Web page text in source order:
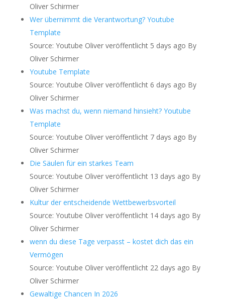
Oliver Schirmer
Wer übernimmt die Verantwortung? Youtube
Template
Source: Youtube Oliver veröffentlicht 5 days ago By
Oliver Schirmer
Youtube Template
Source: Youtube Oliver veröffentlicht 6 days ago By
Oliver Schirmer
Was machst du, wenn niemand hinsieht? Youtube
Template
Source: Youtube Oliver veröffentlicht 7 days ago By
Oliver Schirmer
Die Säulen für ein starkes Team
Source: Youtube Oliver veröffentlicht 13 days ago By
Oliver Schirmer
Kultur der entscheidende Wettbewerbsvorteil
Source: Youtube Oliver veröffentlicht 14 days ago By
Oliver Schirmer
wenn du diese Tage verpasst – kostet dich das ein
Vermögen
Source: Youtube Oliver veröffentlicht 22 days ago By
Oliver Schirmer
Gewaltige Chancen In 2026